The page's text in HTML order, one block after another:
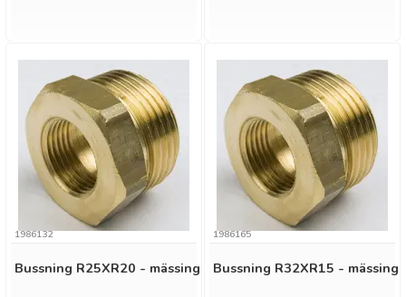
Bussning R25XR20 - mässing
1986132
Bussning R32XR15 - mässing
1986165